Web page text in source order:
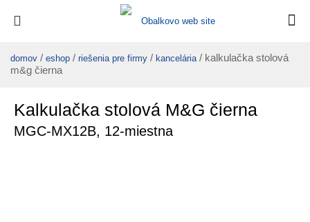
domov / eshop / riešenia pre firmy / kancelária / kalkulačka stolová
m&g čierna
Kalkulačka stolová M&G čierna
MGC-MX12B, 12-miestna